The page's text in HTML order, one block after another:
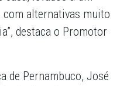
alternativas muito
destaca o Promotor
de Pernambuco, José